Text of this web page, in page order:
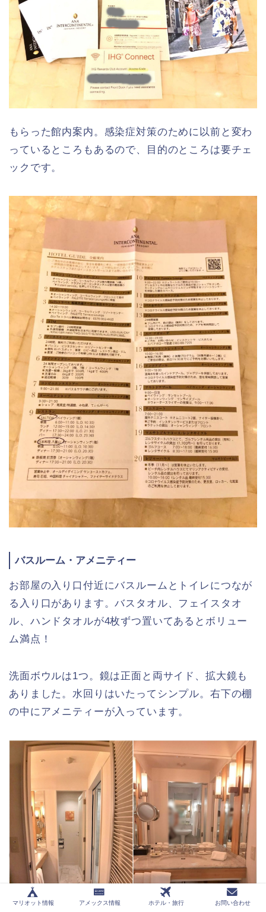
もらった館内案内。感染症対策のために以前と変わ
っているところもあるので、目的のところは要チェ
ックです。
バスルーム・アメニティー
お部屋の入り口付近にバスルームとトイレにつなが
る入り口があります。バスタオル、フェイスタオ
ル、ハンドタオルが4枚ずつ置いてあるとボリュー
ム満点！
洗面ボウルは1つ。鏡は正面と両サイド、拡大鏡も
ありました。水回りはいたってシンプル。右下の棚
の中にアメニティーが入っています。
マリオット情報 アメックス情報 ホテル・旅行 お問い合わせ